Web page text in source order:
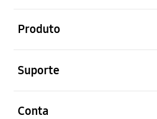
Produto
Suporte
Conta